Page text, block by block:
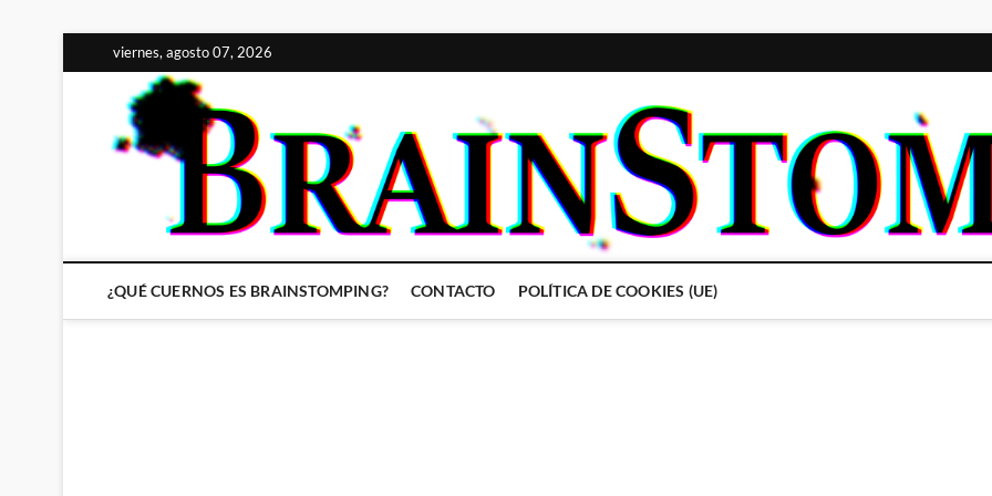
al
contenido
viernes, agosto 07, 2026
¿QUÉ CUERNOS ES BRAINSTOMPING? CONTACTO POLÍTICA DE COOKIES (UE)